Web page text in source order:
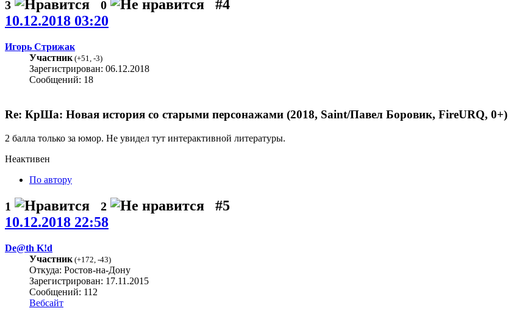
3 0
#4
10.12.2018 03:20
Игорь Стрижак
Участник(+51, -3)
Зарегистрирован: 06.12.2018
Сообщений: 18
Re: КрШа: Новая история со старыми персонажами (2018, Saint/Павел Боровик, FireURQ, 0+)
2 балла только за юмор. Не увидел тут интерактивной литературы.
Неактивен
По автору
1 2
#5
10.12.2018 22:58
De@th K!d
Участник (+172 -43)
Откуда: Ростов-на-Дону
Зарегистрирован: 17.11.2015
Сообщений: 112
Вебсайт